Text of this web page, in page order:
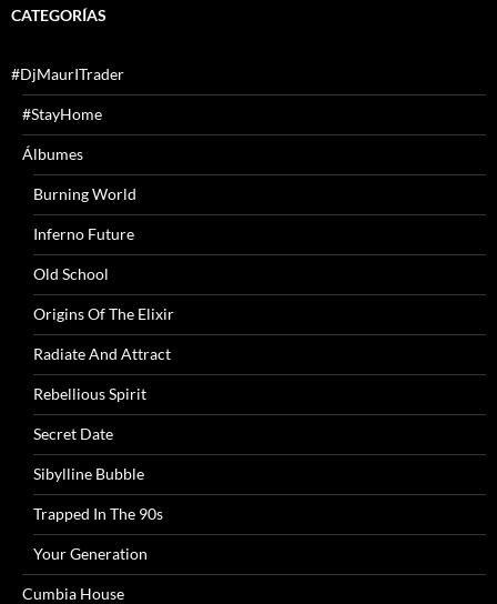
CATEGORÍAS
#DjMaurITrader
#StayHome
Álbumes
Burning World
Inferno Future
Old School
Origins Of The Elixir
Radiate And Attract
Rebellious Spirit
Secret Date
Sibylline Bubble
Trapped In The 90s
Your Generation
Cumbia House